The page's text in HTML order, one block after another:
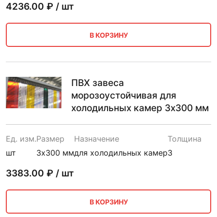
4236.00 ₽ / шт
В КОРЗИНУ
ПВХ завеса
морозоустойчивая для
холодильных камер 3х300 мм
Ед. изм.
шт
Размер
3х300 мм
Назначение
для холодильных камер
Толщина
3
3383.00 ₽ / шт
В КОРЗИНУ